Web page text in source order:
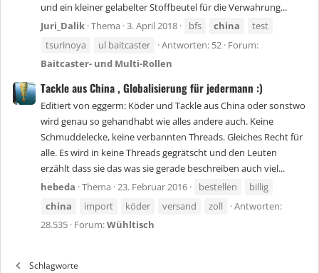
und ein kleiner gelabelter Stoffbeutel für die Verwahrung...
Juri_Dalik Thema 3. April 2018 bfs china
test
tsurinoya
ul baitcaster Antworten: 52 Forum:
Baitcaster- und Multi-Rollen
Tackle aus China , Globalisierung für jedermann :)
Editiert von eggerm: Köder und Tackle aus China oder sonstwo
wird genau so gehandhabt wie alles andere auch. Keine
Schmuddelecke, keine verbannten Threads. Gleiches Recht für
alle. Es wird in keine Threads gegrätscht und den Leuten
erzählt dass sie das was sie gerade beschreiben auch viel...
hebeda Thema 23. Februar 2016 bestellen
billig
china
import köder versand zoll
Antworten:
28.535 Forum:Wühltisch
Schlagworte